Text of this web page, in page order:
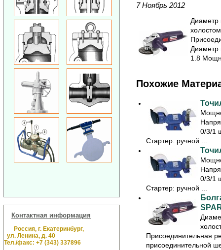
Контактная информация
Россия, г. Екатеринбург,
ул. Ленина, д. 40
Тел./факс: +7 (343) 337896
7 Ноябрь 2012
Диаметр
Диаметр
1.8
Похожие
0/3/1
Стартер: ручной ...
0/3/1
Стартер: ручной ...
Присоединительная
присоединительной